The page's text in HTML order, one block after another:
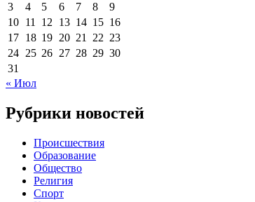
3
4 5 6 7 8
9
10 11 12 13 14 15 16
17 18 19 20 21 22 23
24 25 26 27 28 29 30
31
« Июл
Рубрики новостей
Происшествия
Образование
Общество
Религия
Спорт